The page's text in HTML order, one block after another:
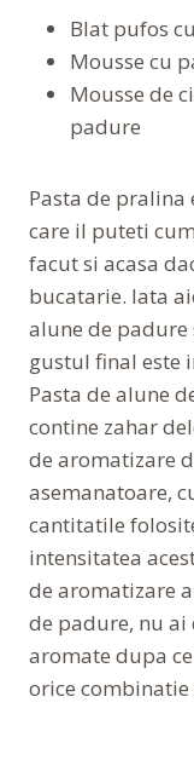
Blat pufos
Mousse cu
Mousse de
padure
Pasta de pralina
care il puteti
facut si acasa
bucatarie. Iata
alune de padure
gustul final este
Pasta de alune
contine zahar
de aromatizare
asemanatoare,
cantitatile
intensitatea
de aromatizare
de padure, nu ai
aromate dupa
orice combinatie